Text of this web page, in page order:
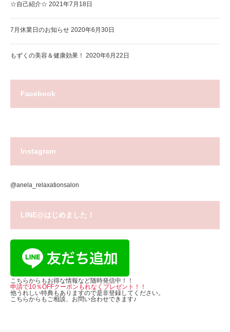
☆自己紹介☆ 2021年7月18日
7月休業日のお知らせ 2020年6月30日
もずくの美容＆健康効果！ 2020年6月22日
Facebook
Instagram
@anela_relaxationsalon
LINE@はじめました！
こちらからもお得な情報など随時発信中！！
申請で10％OFFクーポンもれなくプレゼント！！
他うれしい特典もありますので是非登録してください。
こちらからもご相談、お問い合わせできます♪